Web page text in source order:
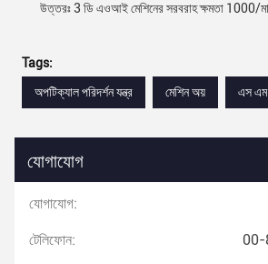
উত্তরঃ 3 ডি এওআই মেশিনের সরবরাহ ক্ষমতা 1000/
Tags:
অপটিক্যাল পরিদর্শন যন্ত্র
মেশিন অয় এস এম
যোগাযোগ
যোগাযোগ:
টেলিফোন: